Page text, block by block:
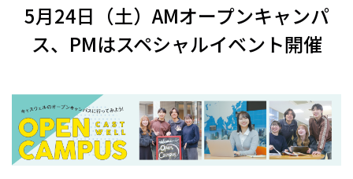
5月24日（土）AMオープンキャンパ
ス、PMはスペシャルイベント開催